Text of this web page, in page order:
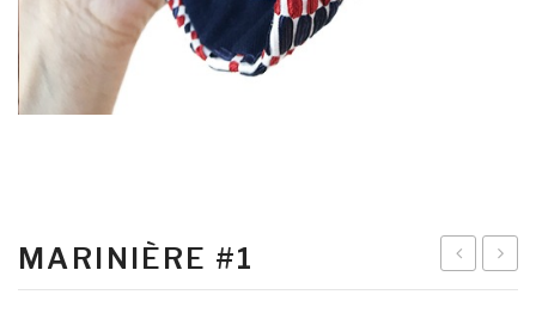
FIORITO
#2
MARINIÈRE #1